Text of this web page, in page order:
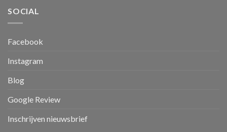
SOCIAL
Facebook
Instagram
Blog
Google Review
Inschrijven nieuwsbrief